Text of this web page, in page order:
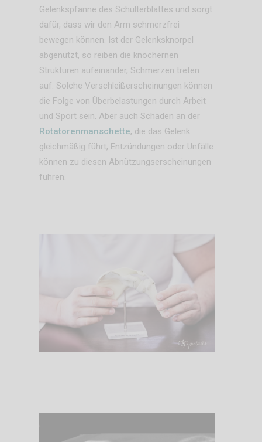
Gelenkspfanne des Schulterblattes und sorgt
dafür, dass wir den Arm schmerzfrei
bewegen können. Ist der Gelenksknorpel
abgenützt, so reiben die knöchernen
Strukturen aufeinander, Schmerzen treten
auf. Solche Verschleißerscheinungen können
die Folge von Überbelastungen durch Arbeit
und Sport sein. Aber auch Schäden an der
Rotatorenmanschette, die das Gelenk
gleichmäßig führt, Entzündungen oder Unfälle
können zu diesen Abnützungserscheinungen
führen.